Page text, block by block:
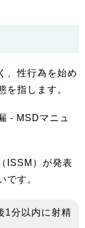
、性行為を始め
を指します。
- MSDマニュ
ISSM）が発表
です。
1分以内に射精